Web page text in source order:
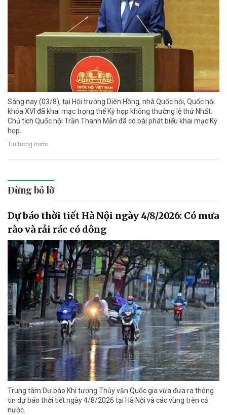
Sáng nay (03/8), tại Hội trường Diên Hồng, nhà Quốc hội, Quốc hội
khóa XVI đã khai mạc trọng thể Kỳ họp không thường lệ thứ Nhất.
Chủ tịch Quốc hội Trần Thanh Mẫn đã có bài phát biểu khai mạc Kỳ
họp.
Tin trong nước
Đừng bỏ lỡ
Dự báo thời tiết Hà Nội ngày 4/8/2026: Có mưa
rào và rải rác có dông
Trung tâm Dự báo Khí tượng Thủy văn Quốc gia vừa đưa ra thông
tin dự báo thời tiết ngày 4/8/2026 tại Hà Nội và các vùng trên cả
nước.